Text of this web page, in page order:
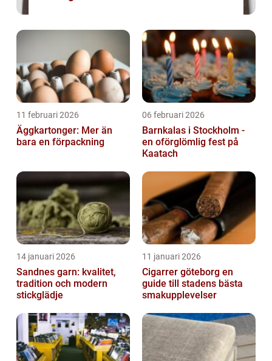
11 februari 2026
Äggkartonger: Mer än
bara en förpackning
06 februari 2026
Barnkalas i Stockholm -
en oförglömlig fest på
Kaatach
14 januari 2026
Sandnes garn: kvalitet,
tradition och modern
stickglädje
11 januari 2026
Cigarrer göteborg en
guide till stadens bästa
smakupplevelser